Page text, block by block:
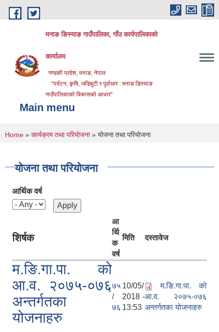
Skip to main content
मनाङ ङिस्याङ गाउँपालिका, गाँउ कार्यपालिकाको
कार्यालय
गण्डकी प्रदेश, मनाङ, नेपाल
"पर्यटन, कृषि, जडिबुटी र पुर्वाधार : मनाङ ङिस्याङ
गाउँपालिकाको विकासको आधार"
Main menu
You are here
Home » कार्यक्रम तथा परियोजना» योजना तथा परियोजना
योजना तथा परियोजना
आर्थिक वर्ष
शिर्षक
आ
र्थि
क
वर्ष
मिति दस्तावेज
म.ङि.गा.पा. को
आ.व. २०७५-०७६
अन्तर्गतका
योजनाहरु
७५
/
७६
10/05/
2018 -
13:53
म.ङि.गा.पा. को
आ.व. २०७५-०७६
अन्तर्गतका योजनाहरु